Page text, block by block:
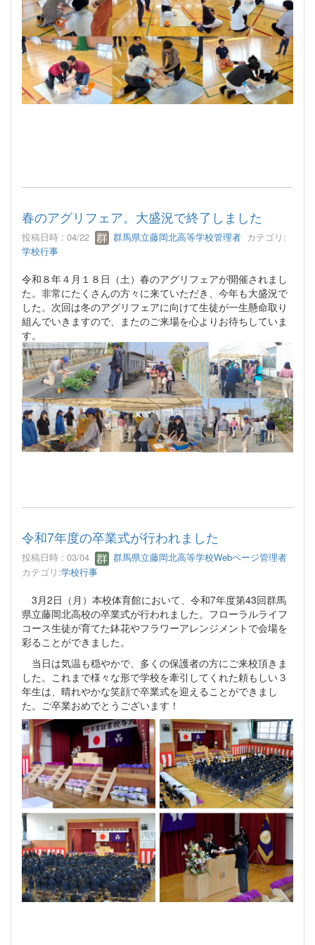
春のアグリフェア。大盛況で終了しました
投稿日時 : 04/22 群馬県立藤岡北高等学校管理者 カテゴリ:
学校行事
令和８年４月１８日（土）春のアグリフェアが開催されまし
た。非常にたくさんの方々に来ていただき、今年も大盛況で
した。次回は冬のアグリフェアに向けて生徒が一生懸命取り
組んでいきますので、またのご来場を心よりお待ちしていま
す。
令和7年度の卒業式が行われました
投稿日時 : 03/04
群馬県立藤岡北高等学校Webページ管理者
カテゴリ:学校行事
3月2日（月）本校体育館において、令和7年度第43回群馬
県立藤岡北高校の卒業式が行われました。フローラルライフ
コース生徒が育てた鉢花やフラワーアレンジメントで会場を
彩ることができました。
当日は気温も穏やかで、多くの保護者の方にご来校頂きま
した。これまで様々な形で学校を牽引してくれた頼もしい３
年生は、晴れやかな笑顔で卒業式を迎えることができまし
た。ご卒業おめでとうございます！